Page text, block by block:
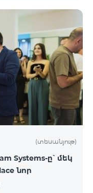
կիրառվում է
փաթեթների
(տեսանյութ)
Systems-ը՝ մեկ
նոր